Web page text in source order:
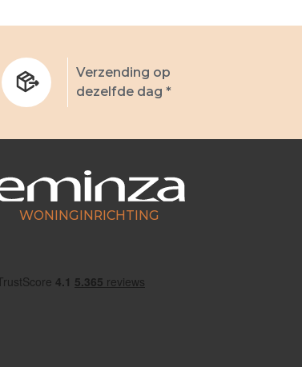
Verzending op
dezelfde dag *
WONINGINRICHTING